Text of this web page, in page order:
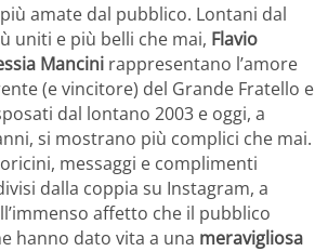
amate dal pubblico. Lontani dal
uniti e più belli che mai, Flavio
Mancini rappresentano l’amore
(e vincitore) del Grande Fratello e
dal lontano 2003 e oggi, a
si mostrano più complici che mai.
messaggi e complimenti
dalla coppia su Instagram, a
affetto che il pubblico
hanno dato vita a una meravigliosa